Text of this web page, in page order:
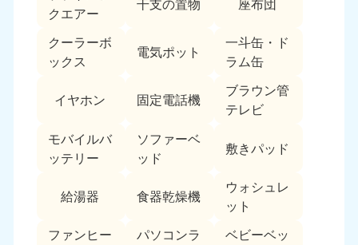
クエアー
干支の置物 座布団
クーラーボ
ックス
電気ポット
一斗缶・ド
ラム缶
イヤホン 固定電話機
ブラウン管
テレビ
モバイルバ
ッテリー
ソファーベ
ッド
敷きパッド
給湯器 食器乾燥機
ウォシュレ
ット
ファンヒー
パソコンラ
ベビーベッ
大分県
050-1880-9893
9:00〜19:00 年中無休
050-1880-9890
9:00〜19:00 年中無休
050-1880-9892
沖縄県
050-1880-9887